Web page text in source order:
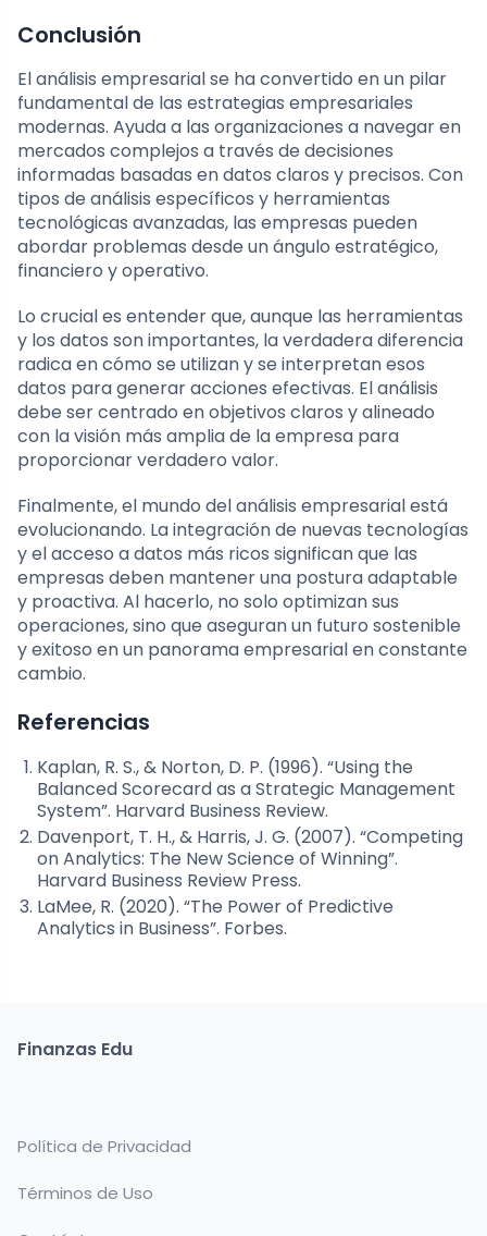
Conclusión
El análisis empresarial se ha convertido en un pilar
fundamental de las estrategias empresariales
modernas. Ayuda a las organizaciones a navegar en
mercados complejos a través de decisiones
informadas basadas en datos claros y precisos. Con
tipos de análisis específicos y herramientas
tecnológicas avanzadas, las empresas pueden
abordar problemas desde un ángulo estratégico,
financiero y operativo.
Lo crucial es entender que, aunque las herramientas
y los datos son importantes, la verdadera diferencia
radica en cómo se utilizan y se interpretan esos
datos para generar acciones efectivas. El análisis
debe ser centrado en objetivos claros y alineado
con la visión más amplia de la empresa para
proporcionar verdadero valor.
Finalmente, el mundo del análisis empresarial está
evolucionando. La integración de nuevas tecnologías
y el acceso a datos más ricos significan que las
empresas deben mantener una postura adaptable
y proactiva. Al hacerlo, no solo optimizan sus
operaciones, sino que aseguran un futuro sostenible
y exitoso en un panorama empresarial en constante
cambio.
Referencias
Kaplan, R. S., & Norton, D. P. (1996). “Using the
Balanced Scorecard as a Strategic Management
System”. Harvard Business Review.
Davenport, T. H., & Harris, J. G. (2007). “Competing
on Analytics: The New Science of Winning”.
Harvard Business Review Press.
LaMee, R. (2020). “The Power of Predictive
Analytics in Business”. Forbes.
Finanzas Edu
Política de Privacidad
Términos de Uso